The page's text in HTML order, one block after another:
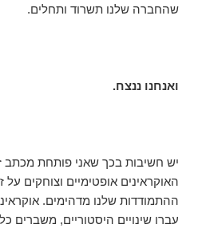
שהחברה שלנו תשרוד ותחלים.
ואנחנו ננצח.
יש חשיבות בכך שאני פותחת מכתב
האוקראינים אופטימיים וצוחקים
ההתמודדות שלנו מדהימים.
עברו שינויים היסטוריים, משברים